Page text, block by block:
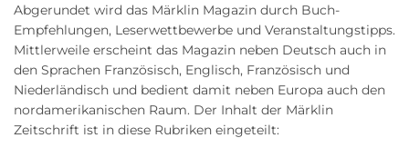
Abgerundet wird das Märklin Magazin durch Buch-
Empfehlungen, Leserwettbewerbe und Veranstaltungstipps.
Mittlerweile erscheint das Magazin neben Deutsch auch in
den Sprachen Französisch, Englisch, Französisch und
Niederländisch und bedient damit neben Europa auch den
nordamerikanischen Raum. Der Inhalt der Märklin
Zeitschrift ist in diese Rubriken eingeteilt: